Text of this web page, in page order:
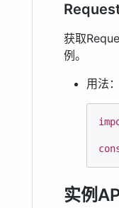
获取
例。
用法：
实例